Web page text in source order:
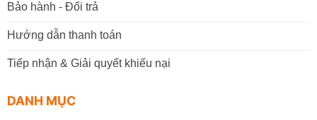
Bảo hành - Đổi trả
Hướng dẫn thanh toán
Tiếp nhận & Giải quyết khiếu nại
DANH MỤC